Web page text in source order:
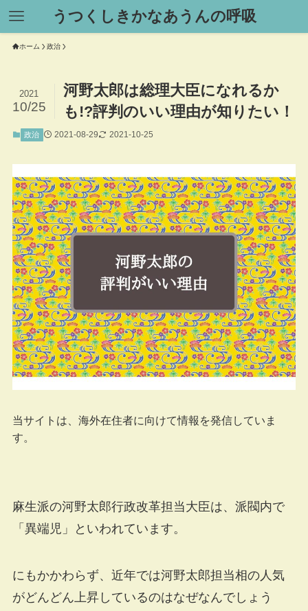
うつくしきかなあうんの呼吸
ホーム 政治
河野太郎は総理大臣になれるか
も!?評判のいい理由が知りたい！
2021
10/25
政治 2021-08-29 2021-10-25
当サイトは、海外在住者に向けて情報を発信していま
す。
麻生派の河野太郎行政改革担当大臣は、派閥内で
「異端児」といわれています。
にもかかわらず、近年では河野太郎担当相の人気
がどんどん上昇しているのはなぜなんでしょう